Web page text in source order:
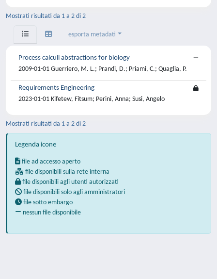
Mostrati risultati da 1 a 2 di 2
esporta metadati
Process calculi abstractions for biology
2009-01-01 Guerriero, M. L.; Prandi, D.; Priami, C.; Quaglia, P.
Requirements Engineering
2023-01-01 Kifetew, Fitsum; Perini, Anna; Susi, Angelo
Mostrati risultati da 1 a 2 di 2
Legenda icone
file ad accesso aperto
file disponibili sulla rete interna
file disponibili agli utenti autorizzati
file disponibili solo agli amministratori
file sotto embargo
nessun file disponibile